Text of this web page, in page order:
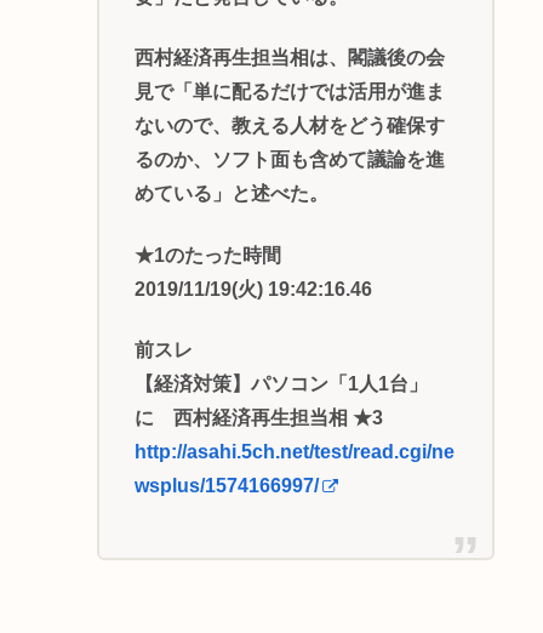
西村経済再生担当相は、閣議後の会
見で「単に配るだけでは活用が進ま
ないので、教える人材をどう確保す
るのか、ソフト面も含めて議論を進
めている」と述べた。
★1のたった時間
2019/11/19(火) 19:42:16.46
前スレ
【経済対策】パソコン「1人1台」
に 西村経済再生担当相 ★3
http://asahi.5ch.net/test/read.cgi/ne
wsplus/1574166997/